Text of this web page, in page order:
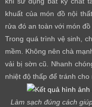
khuất của món đồ nội
rửa đó an toàn với món
Trong quá trình vệ sinh,
mềm. Không nên chà
vải bị sờn cũ. Nhanh
nhiệt độ thấp để tránh
Làm sạch đúng cách